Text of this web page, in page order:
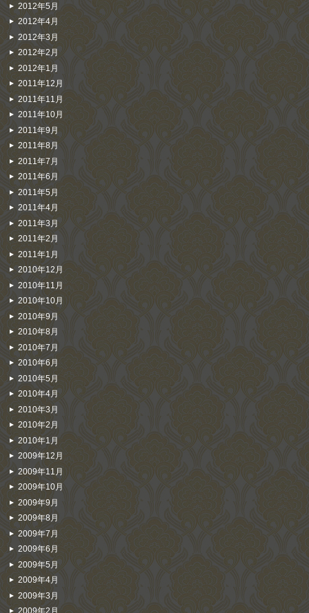
2012年5月
2012年4月
2012年3月
2012年2月
2012年1月
2011年12月
2011年11月
2011年10月
2011年9月
2011年8月
2011年7月
2011年6月
2011年5月
2011年4月
2011年3月
2011年2月
2011年1月
2010年12月
2010年11月
2010年10月
2010年9月
2010年8月
2010年7月
2010年6月
2010年5月
2010年4月
2010年3月
2010年2月
2010年1月
2009年12月
2009年11月
2009年10月
2009年9月
2009年8月
2009年7月
2009年6月
2009年5月
2009年4月
2009年3月
2009年2月